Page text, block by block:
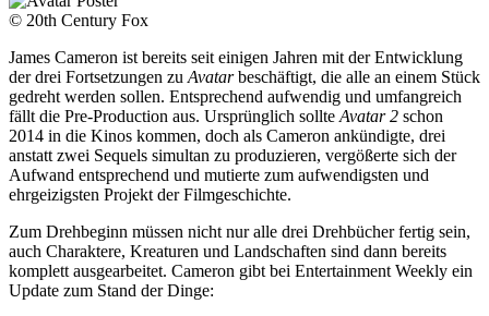
© 20th Century Fox
James Cameron ist bereits seit einigen Jahren mit der Entwicklung
der drei Fortsetzungen zu Avatarbeschäftigt, die alle an einem Stück
gedreht werden sollen. Entsprechend aufwendig und umfangreich
fällt die Pre-Production aus. Ursprünglich sollte Avatar 2 schon
2014 in die Kinos kommen, doch als Cameron ankündigte, drei
anstatt zwei Sequels simultan zu produzieren, vergößerte sich der
Aufwand entsprechend und mutierte zum aufwendigsten und
ehrgeizigsten Projekt der Filmgeschichte.
Zum Drehbeginn müssen nicht nur alle drei Drehbücher fertig sein,
auch Charaktere, Kreaturen und Landschaften sind dann bereits
komplett ausgearbeitet. Cameron gibt bei Entertainment Weekly ein
Update zum Stand der Dinge: